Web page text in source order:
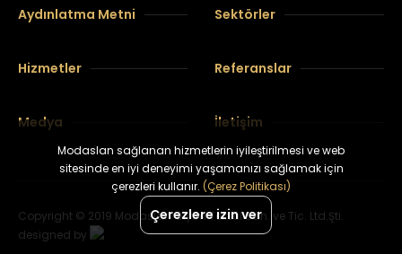
Aydınlatma Metni Sektörler
Hizmetler Referanslar
Medya İletişim
Copyright © 2019 Modaslan Giyim Tekstil San. ve Tic. Ltd.Şti.
designed by
Modaslan sağlanan hizmetlerin iyileştirilmesi ve web
sitesinde en iyi deneyimi yaşamanızı sağlamak için
çerezleri kullanır. (Çerez Politikası)
Çerezlere izin ver